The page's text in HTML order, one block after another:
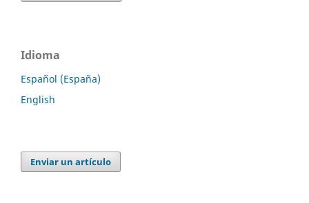
Idioma
Español (España)
English
Enviar un artículo